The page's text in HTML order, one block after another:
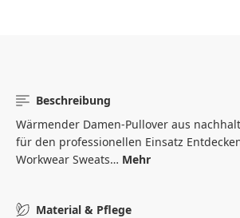
Beschreibung
Wärmender Damen-Pullover aus
für den professionellen Einsatz
Workwear Sweats… Mehr
Material & Pflege